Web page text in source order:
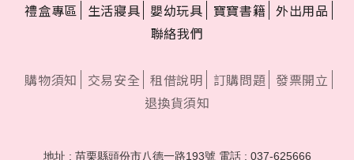
禮盒專區
生活寢具 嬰幼玩具 寶寶書籍 外出用品
聯絡我們
購物須知 交易安全 租借說明 訂購問題 發票開立
退換貨須知
地址 : 苗栗縣頭份市八德一路193號 電話 : 037-625666